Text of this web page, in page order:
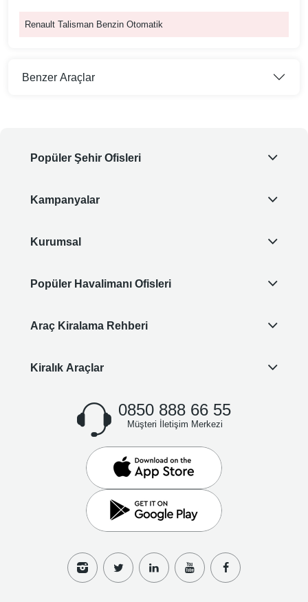
Renault Talisman Benzin Otomatik
Benzer Araçlar
Popüler Şehir Ofisleri
Kampanyalar
Kurumsal
Popüler Havalimanı Ofisleri
Araç Kiralama Rehberi
Kiralık Araçlar
0850 888 66 55
Müşteri İletişim Merkezi